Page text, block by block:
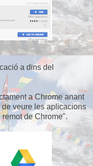
a dins del
a Chrome anant
veure les aplicacions
de Chrome".